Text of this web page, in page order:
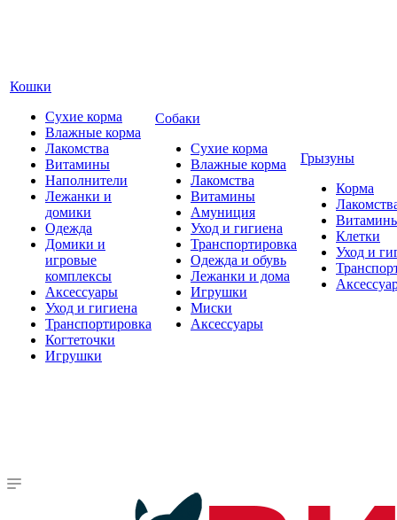
Кошки
Сухие корма
Влажные корма
Лакомства
Витамины
Наполнители
Лежанки и
домики
Одежда
Домики и
игровые
комплексы
Аксессуары
Уход и гигиена
Транспортировка
Когтеточки
Игрушки
Собаки
Сухие корма
Влажные корма
Лакомства
Витамины
Амуниция
Уход и гигиена
Транспортировка
Одежда и обувь
Лежанки и дома
Игрушки
Миски
Аксессуары
Грызуны
Корма
Клетки
Уход и